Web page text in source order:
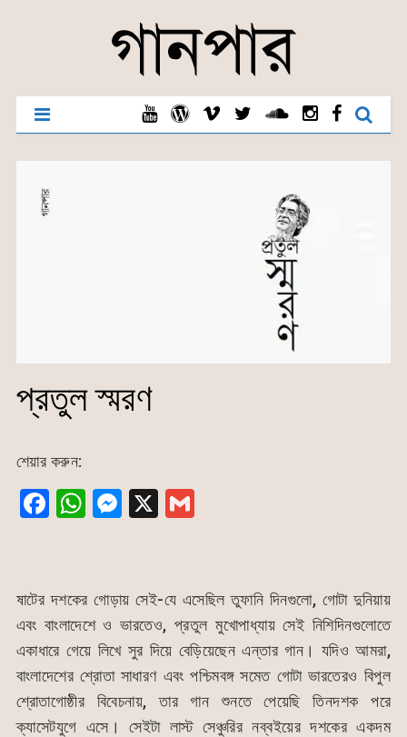
প্রতুল স্মরণ
শেয়ার করুন:
F
e
b
o
o
k
W
s
A
p
p
M
s
e
n
g
er
X G
l
ষাটের দশকের গোড়ায় সেই-যে এসেছিল তুফানি দিনগুলো, গোটা দুনিয়ায়
এবং বাংলাদেশে ও ভারতেও, প্রতুল মুখোপাধ্যায় সেই নিশিদিনগুলোতে
একাধারে গেয়ে লিখে সুর দিয়ে বেড়িয়েছেন এন্তার গান। যদিও আমরা,
বাংলাদেশের শ্রোতা সাধারণ এবং পশ্চিমবঙ্গ সমেত গোটা ভারতেরও বিপুল
শ্রোতাগোষ্ঠীর বিবেচনায়, তার গান শুনতে পেয়েছি তিনদশক পরে
ক্যাসেটযুগে এসে। সেইটা লাস্ট সেঞ্চুরির নব্বইয়ের দশকের একদম